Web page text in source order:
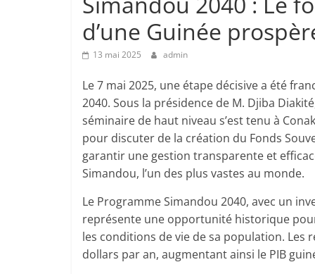
d’une Guinée
13 mai 2025 admin
Le 7 mai 2025, une étape décisive a été
2040. Sous la présidence de M. Djiba
séminaire de haut niveau s’est tenu à
pour discuter de la création du Fonds
garantir une gestion transparente et
Simandou, l’un des plus vastes au monde.
Le Programme Simandou 2040, avec un
représente une opportunité historique
les conditions de vie de sa population.
dollars par an, augmentant ainsi le PIB